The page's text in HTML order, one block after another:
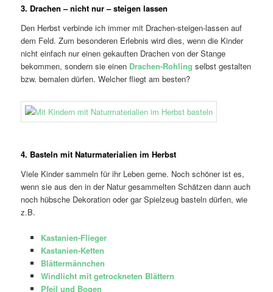
3. Drachen – nicht nur – steigen lassen
Den Herbst verbinde ich immer mit Drachen-steigen-lassen auf
dem Feld. Zum besonderen Erlebnis wird dies, wenn die Kinder
nicht einfach nur einen gekauften Drachen von der Stange
bekommen, sondern sie einen Drachen-Rohling selbst gestalten
bzw. bemalen dürfen. Welcher fliegt am besten?
4. Basteln mit Naturmaterialien im Herbst
Viele Kinder sammeln für ihr Leben gerne. Noch schöner ist es,
wenn sie aus den in der Natur gesammelten Schätzen dann auch
noch hübsche Dekoration oder gar Spielzeug basteln dürfen, wie
z.B.
Kastanien-Flieger
Kastanien-Ketten
Blättermännchen
Windlicht mit getrockneten Blättern
Pfeil und Bogen